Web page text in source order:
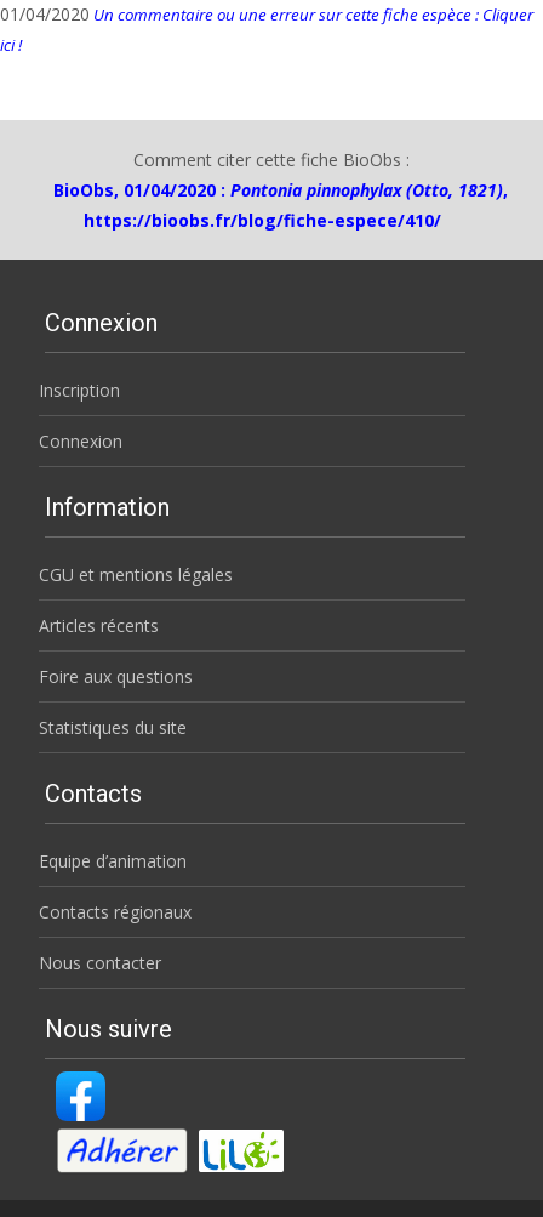
01/04/2020 Un commentaire ou une erreur sur cette fiche espèce : Cliquer
ici !
Comment citer cette fiche BioObs :
BioObs, 01/04/2020 : Pontonia pinnophylax (Otto, 1821),
https://bioobs.fr/blog/fiche-espece/410/
Connexion
Inscription
Connexion
Information
CGU et mentions légales
Articles récents
Foire aux questions
Statistiques du site
Contacts
Equipe d’animation
Contacts régionaux
Nous contacter
Nous suivre